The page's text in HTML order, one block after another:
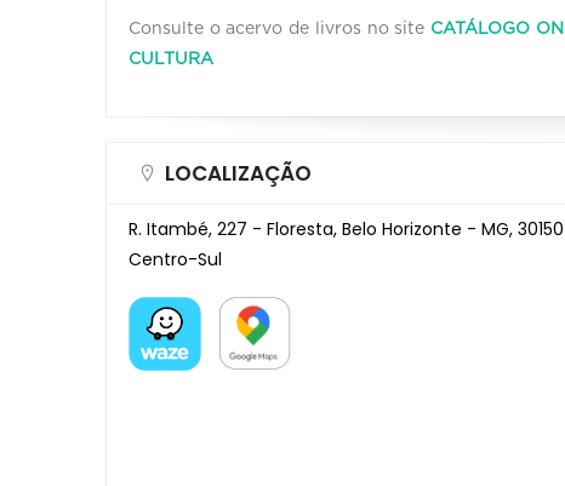
Consulte o acervo de livros no site CATÁLOGO
CULTURA
LOCALIZAÇÃO
R. Itambé, 227 - Floresta, Belo Horizonte - MG,
Centro-Sul